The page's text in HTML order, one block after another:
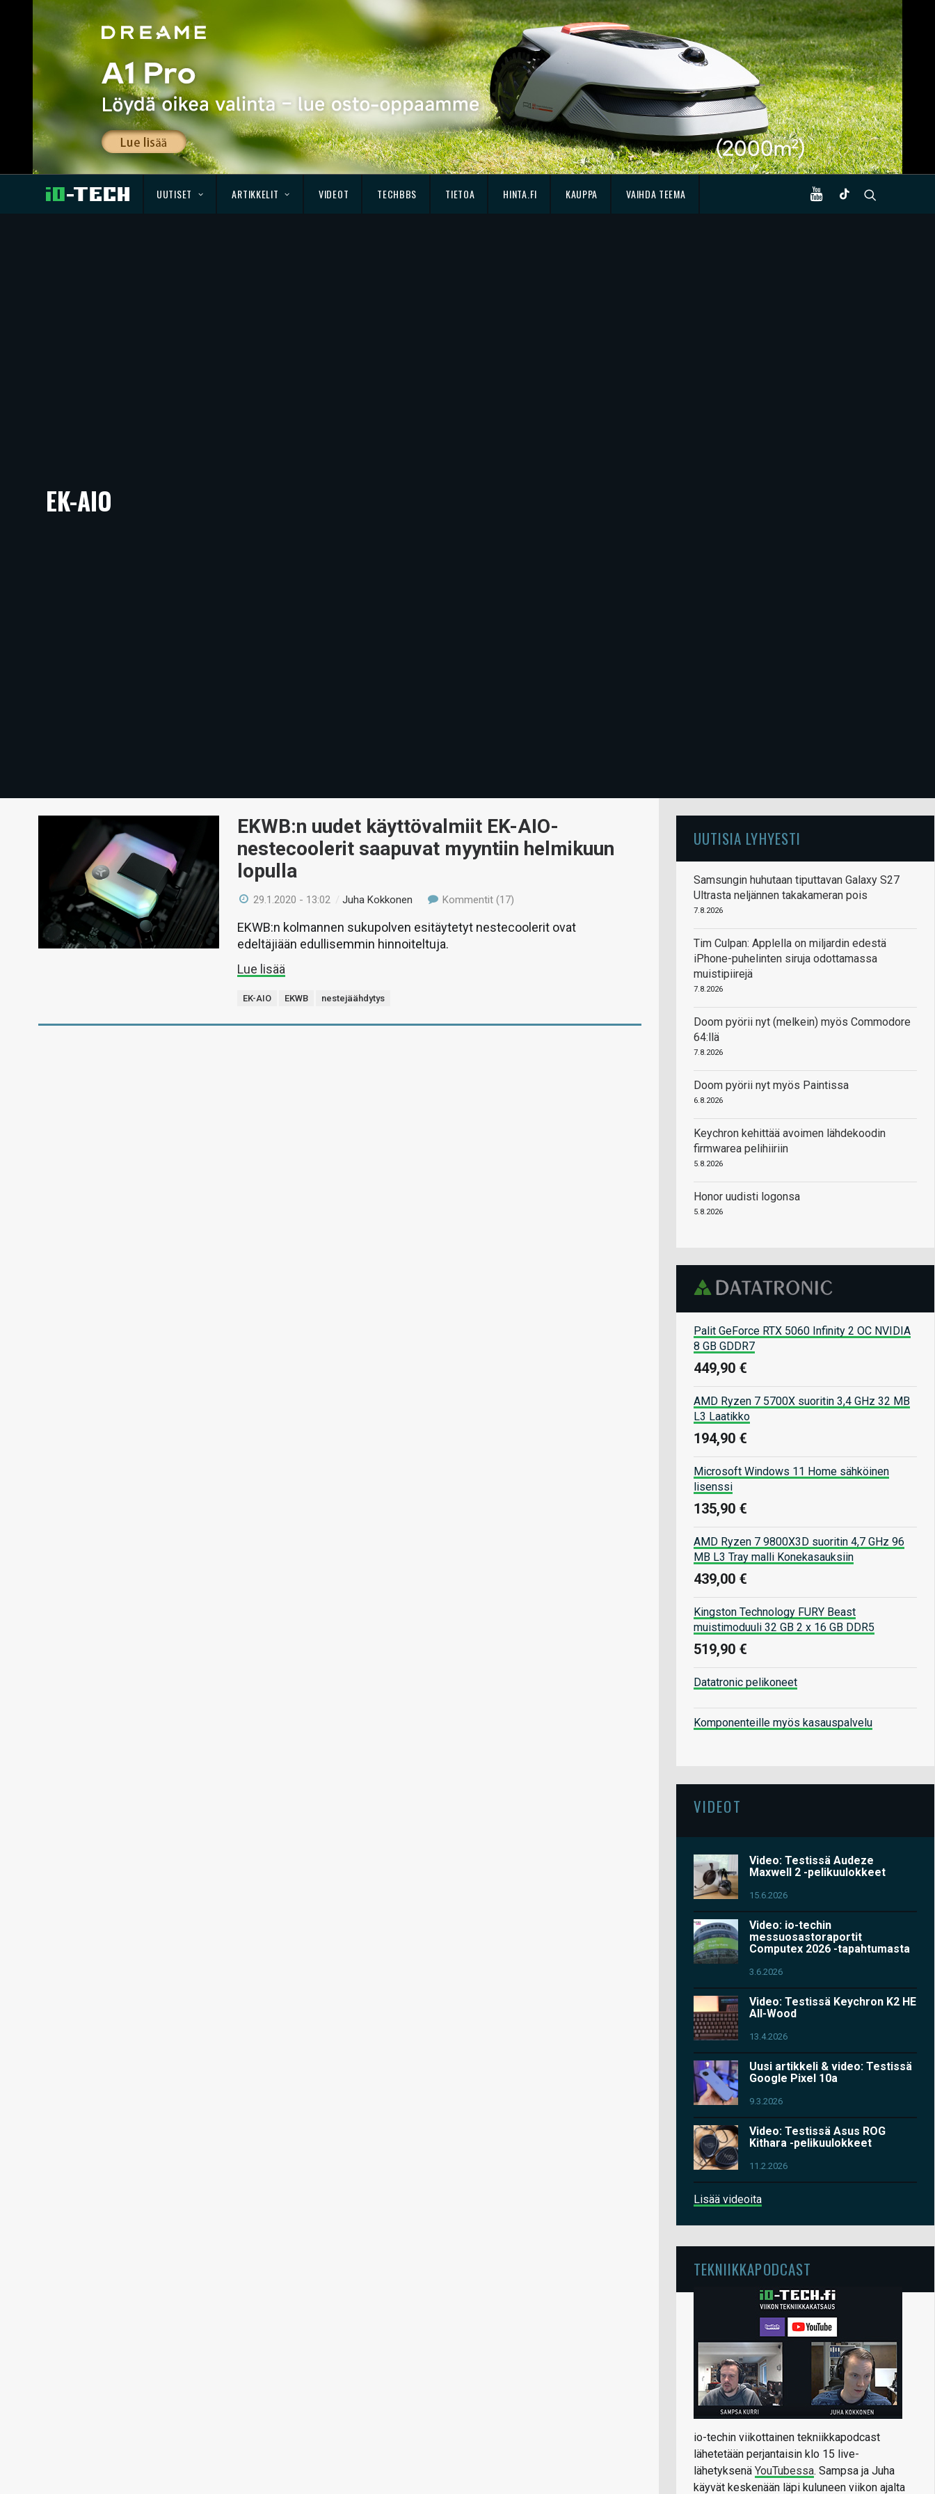
UUTISET ARTIKKELIT VIDEOT TECHBBS TIETOA HINTA.FI KAUPPA VAIHDA TEEMA
EK-AIO
EKWB:n uudet käyttövalmiit EK-AIO-
nestecoolerit saapuvat myyntiin helmikuun
lopulla
29.1.2020 - 13:02 /Juha Kokkonen Kommentit (17)
EKWB:n kolmannen sukupolven esitäytetyt nestecoolerit ovat
edeltäjiään edullisemmin hinnoiteltuja.
Lue lisää
EK-AIO EKWB nestejäähdytys
UUTISIA LYHYESTI
Samsungin huhutaan tiputtavan Galaxy S27
Ultrasta neljännen takakameran pois
7.8.2026
Tim Culpan: Applella on miljardin edestä
iPhone-puhelinten siruja odottamassa
muistipiirejä
7.8.2026
Doom pyörii nyt (melkein) myös Commodore
64:llä
7.8.2026
Doom pyörii nyt myös Paintissa
6.8.2026
Keychron kehittää avoimen lähdekoodin
firmwarea pelihiiriin
5.8.2026
Honor uudisti logonsa
5.8.2026
Palit GeForce RTX 5060 Infinity 2 OC NVIDIA
8 GB GDDR7
449,90 €
AMD Ryzen 7 5700X suoritin 3,4 GHz 32 MB
L3 Laatikko
194,90 €
Microsoft Windows 11 Home sähköinen
lisenssi
135,90 €
AMD Ryzen 7 9800X3D suoritin 4,7 GHz 96
MB L3 Tray malli Konekasauksiin
439,00 €
Kingston Technology FURY Beast
muistimoduuli 32 GB 2 x 16 GB DDR5
519,90 €
Datatronic pelikoneet
Komponenteille myös kasauspalvelu
VIDEOT
Video: Testissä Audeze
Maxwell 2 -pelikuulokkeet
15.6.2026
Video: io-techin
messuosastoraportit
Computex 2026 -tapahtumasta
3.6.2026
Video: Testissä Keychron K2 HE
All-Wood
13.4.2026
Uusi artikkeli & video: Testissä
Google Pixel 10a
9.3.2026
Video: Testissä Asus ROG
Kithara -pelikuulokkeet
11.2.2026
Lisää videoita
TEKNIIKKAPODCAST
io-techin viikottainen tekniikkapodcast
lähetetään perjantaisin klo 15 live-
lähetyksenä YouTubessa. Sampsa ja Juha
käyvät keskenään läpi kuluneen viikon ajalta